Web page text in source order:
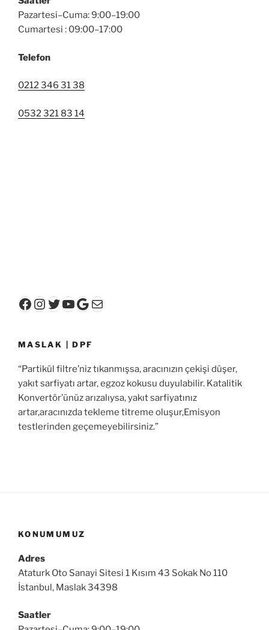
Pazartesi–Cuma: 9:00–19:00
Cumartesi : 09:00–17:00
Telefon
0212 346 31 38
0532 321 83 14
Facebook
Instagram
Twitter
YouTube
Google
E-posta
MASLAK | DPF
“Partikül filtre’niz tıkanmışsa, aracınızın çekişi düşer,
yakıt sarfiyatı artar, egzoz kokusu duyulabilir. Katalitik
Konvertör’ünüz arızalıysa, yakıt sarfiyatınız
artar,aracınızda tekleme titreme oluşur,Emisyon
testlerinden geçemeyebilirsiniz.”
KONUMUMUZ
Adres
Ataturk Oto Sanayi Sitesi 1 Kısım 43 Sokak No 110
İstanbul, Maslak 34398
Saatler